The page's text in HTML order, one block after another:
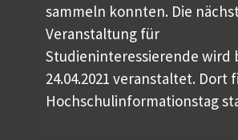
sammeln konnten. Die
Veranstaltung für
Studieninteressierende wird
24.04.2021 veranstaltet. Dort
Hochschulinformationstag